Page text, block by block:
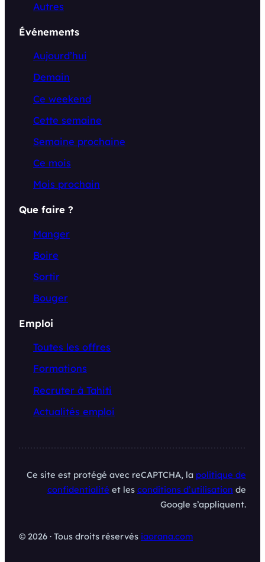
Autres
Événements
Aujourd’hui
Demain
Ce weekend
Cette semaine
Semaine prochaine
Ce mois
Mois prochain
Que faire ?
Manger
Boire
Sortir
Bouger
Emploi
Toutes les offres
Formations
Recruter à Tahiti
Actualités emploi
Ce site est protégé avec reCAPTCHA, la politique de
confidentialité et les conditions d’utilisation de
Google s’appliquent.
© 2026 · Tous droits réservés iaorana.com